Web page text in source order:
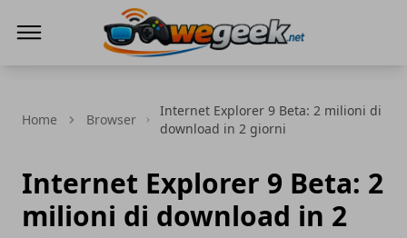
Home Browser
Internet Explorer 9 Beta: 2 milioni di
download in 2 giorni
Internet Explorer 9 Beta: 2
milioni di download in 2